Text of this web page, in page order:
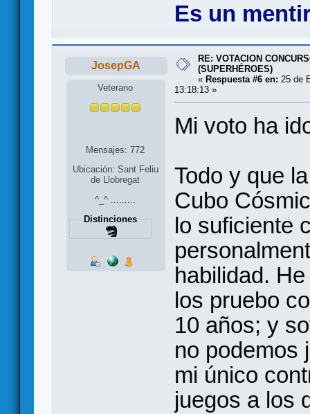
Es un
JosepGA
Veterano
Mensajes: 772
Ubicación: Sant Feliu
de Llobregat
^_^ .........
Distinciones
RE: VOTACION
(SUPERHÉROES)
« Respuesta #6 en: 25 de
13:18:13 »
Mi voto ha
Todo y que
Cubo
lo suficiente
habilidad.
los pruebo
10 años; y
no podemos
mi único
juegos a los